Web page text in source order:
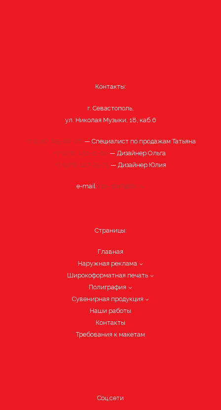
Контакты:
г. Севастополь,
ул. Николая Музыки, 18, каб.6
+7 (978) 745-88-06 — Специалист по продажам Татьяна
+7 (978) 051-11-67 — Дизайнер Ольга
+7 (978) 107-25-75 — Дизайнер Юлия
e-mail: rpk-start@bk.ru
Страницы:
Главная
Наружная реклама
Широкоформатная печать
Полиграфия
Сувенирная продукция
Наши работы
Контакты
Требования к макетам
Соц.сети